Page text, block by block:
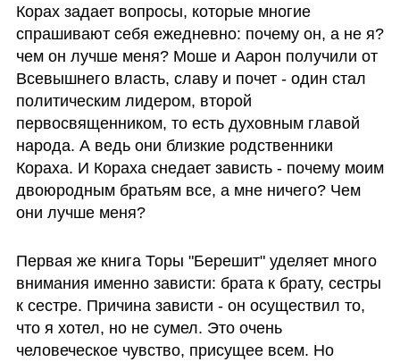
Корах задает вопросы, которые многие
спрашивают себя ежедневно: почему он, а не я?
чем он лучше меня? Моше и Аарон получили от
Всевышнего власть, славу и почет - один стал
политическим лидером, второй
первосвященником, то есть духовным главой
народа. А ведь они близкие родственники
Кораха. И Кораха снедает зависть - почему моим
двоюродным братьям все, а мне ничего? Чем
они лучше меня?
Первая же книга Торы "Берешит" уделяет много
внимания именно зависти: брата к брату, сестры
к сестре. Причина зависти - он осуществил то,
что я хотел, но не сумел. Это очень
человеческое чувство, присущее всем. Но